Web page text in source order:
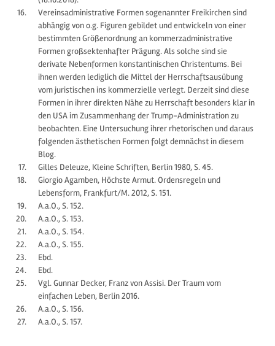
Vereinsadministrative Formen sogenannter Freikirchen sind
abhängig von o.g. Figuren gebildet und entwickeln von einer
bestimmten Größenordnung an kommerzadministrative
Formen großsektenhafter Prägung. Als solche sind sie
derivate Nebenformen konstantinischen Christentums. Bei
ihnen werden lediglich die Mittel der Herrschaftsausübung
vom juristischen ins kommerzielle verlegt. Derzeit sind diese
Formen in ihrer direkten Nähe zu Herrschaft besonders klar in
den USA im Zusammenhang der Trump-Administration zu
beobachten. Eine Untersuchung ihrer rhetorischen und daraus
folgenden ästhetischen Formen folgt demnächst in diesem
Blog.
Gilles Deleuze, Kleine Schriften, Berlin 1980, S. 45.
Giorgio Agamben, Höchste Armut. Ordensregeln und
Lebensform, Frankfurt/M. 2012, S. 151.
A.a.O., S. 152.
A.a.O., S. 153.
A.a.O., S. 154.
A.a.O., S. 155.
Ebd.
Ebd.
Vgl. Gunnar Decker, Franz von Assisi. Der Traum vom
einfachen Leben, Berlin 2016.
A.a.O., S. 156.
A.a.O., S. 157.